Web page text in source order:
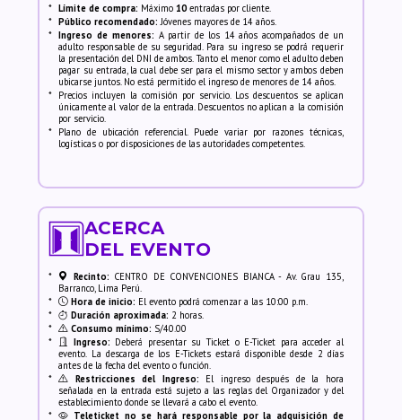
* Límite de compra: Máximo10 entradas por cliente.
* Público recomendado: Jóvenes mayores de 14 años.
* Ingreso de menores: A partir de los 14 años acompañados de un
adulto responsable de su seguridad. Para su ingreso se podrá requerir
la presentación del DNI de ambos. Tanto el menor como el adulto deben
pagar su entrada, la cual debe ser para el mismo sector y ambos deben
ubicarse juntos. No está permitido el ingreso de menores de 14 años.
* Precios incluyen la comisión por servicio. Los descuentos se aplican
únicamente al valor de la entrada. Descuentos no aplican a la comisión
por servicio.
* Plano de ubicación referencial. Puede variar por razones técnicas,
logísticas o por disposiciones de las autoridades competentes.
ACERCA
DEL EVENTO
* Recinto: CENTRO DE CONVENCIONES BIANCA - Av. Grau 135,
Barranco, Lima Perú.
*
Hora de inicio: El evento podrá comenzar a las 10:00 p.m.
*
Duración aproximada: 2 horas.
*
Consumo mínimo: S/40.00
*
Ingreso: Deberá presentar su Ticket o E-Ticket para acceder al
evento. La descarga de los E-Tickets estará disponible desde 2 días
antes de la fecha del evento o función.
*
Restricciones del Ingreso: El ingreso después de la hora
señalada en la entrada está sujeto a las reglas del Organizador y del
establecimiento donde se llevará a cabo el evento.
*
Teleticket no se hará responsable por la adquisición de